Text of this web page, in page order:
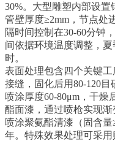
30%。大型雕塑内部设置
管壁厚度≥2mm，节点处
隔时间控制在30-60分钟
间依据环境温度调整，
时。
表面处理包含四个关键
接缝，固化后用80-120目
喷涂厚度60-80μm，干燥
酯面漆，通过喷枪实现
喷涂聚氨酯清漆（固含
年。特殊效果处理可采用